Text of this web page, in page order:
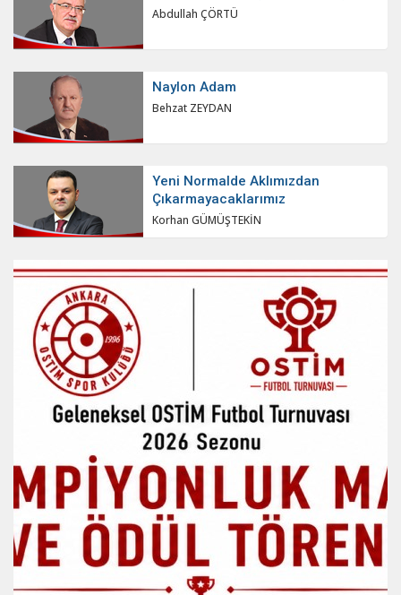
Abdullah ÇÖRTÜ
Naylon Adam
Behzat ZEYDAN
Yeni Normalde Aklımızdan
Çıkarmayacaklarımız
Korhan GÜMÜŞTEKİN